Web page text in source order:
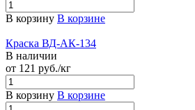
В корзину В корзине
Краска ВД-АК-134
В наличии
от 121 руб./кг
В корзину В корзине